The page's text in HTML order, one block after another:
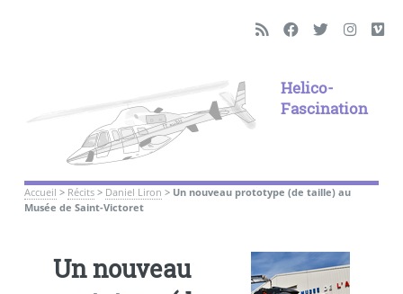
Helico-
Fascination
Accueil > Récits> Daniel Liron > Un nouveau prototype (de taille) au
Musée de Saint-Victoret
Un nouveau